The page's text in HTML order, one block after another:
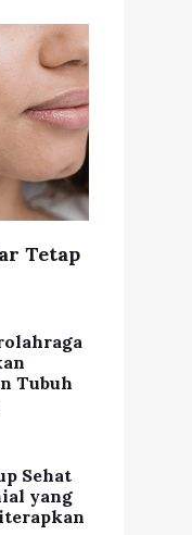
Tetap
Tubuh
Sehat
yang